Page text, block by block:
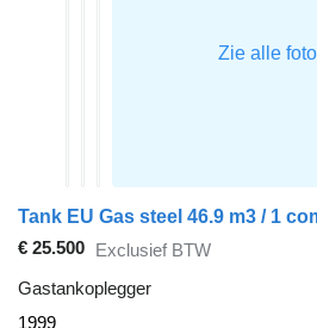
Tank EU Gas steel 46.9 m3 / 1
€ 25.500 Exclusief BTW
Gastankoplegger
1999